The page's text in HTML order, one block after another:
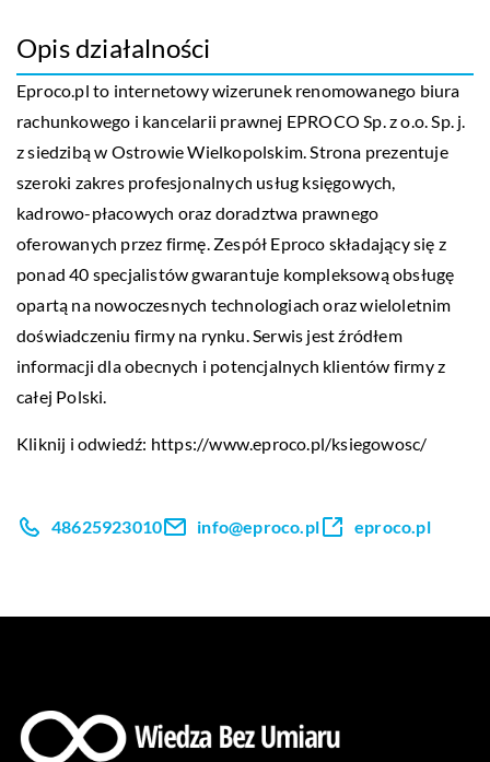
Opis działalności
Eproco.pl to internetowy wizerunek renomowanego biura
rachunkowego i kancelarii prawnej EPROCO Sp. z o.o. Sp. j.
z siedzibą w Ostrowie Wielkopolskim. Strona prezentuje
szeroki zakres profesjonalnych usług księgowych,
kadrowo-płacowych oraz doradztwa prawnego
oferowanych przez firmę. Zespół Eproco składający się z
ponad 40 specjalistów gwarantuje kompleksową obsługę
opartą na nowoczesnych technologiach oraz wieloletnim
doświadczeniu firmy na rynku. Serwis jest źródłem
informacji dla obecnych i potencjalnych klientów firmy z
całej Polski.
Kliknij i odwiedź: https://www.eproco.pl/ksiegowosc/
48625923010 info@eproco.pl eproco.pl